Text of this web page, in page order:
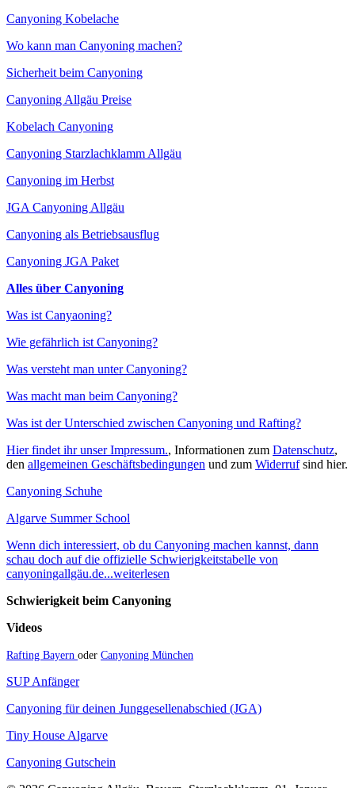
Canyoning Kobelache
Wo kann man Canyoning machen?
Sicherheit beim Canyoning
Canyoning Allgäu Preise
Kobelach Canyoning
Canyoning Starzlachklamm Allgäu
Canyoning im Herbst
JGA Canyoning Allgäu
Canyoning als Betriebsausflug
Canyoning JGA Paket
Alles über Canyoning
Was ist Canyaoning?
Wie gefährlich ist Canyoning?
Was versteht man unter Canyoning?
Was macht man beim Canyoning?
Was ist der Unterschied zwischen Canyoning und Rafting?
Hier findet ihr unser Impressum., Informationen zum Datenschutz,
den allgemeinen Geschäftsbedingungen und zum Widerrufsind hier.
Canyoning Schuhe
Algarve Summer School
Wenn dich interessiert, ob du Canyoning machen kannst, dann
schau doch auf die offizielle Schwierigkeitstabelle von
canyoningallgäu.de...weiterlesen
Schwierigkeit beim Canyoning
Videos
Rafting Bayern oder Canyoning München
SUP Anfänger
Canyoning für deinen Junggesellenabschied (JGA)
Tiny House Algarve
Canyoning Gutschein